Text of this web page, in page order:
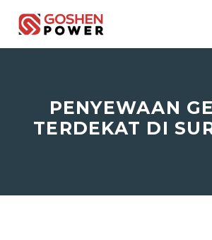
PENYEWAAN
TERDEKAT DI